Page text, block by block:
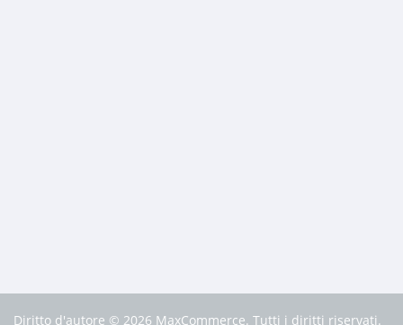
Diritto d'autore © 2026 MaxCommerce. Tutti i diritti riservati.